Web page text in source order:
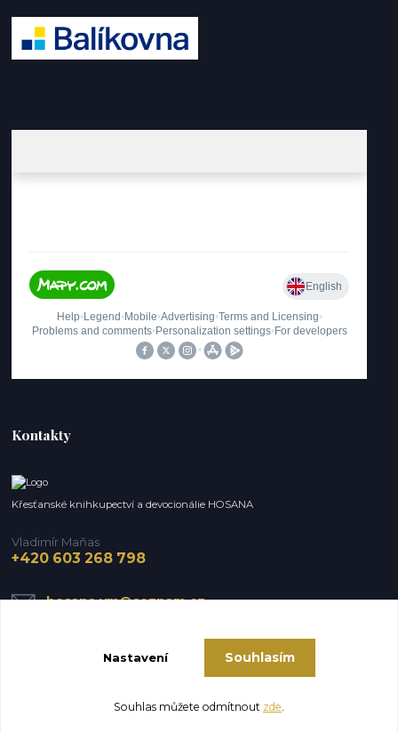
Kontakty
Křesťanské knihkupectví a devocionálie HOSANA
Vladimír Maňas
+420 603 268 798
hosana.vm@seznam.cz
Vytvořeno na Eshop-rychle.cz
Nastavení Souhlasím
Souhlas můžete odmítnout zde